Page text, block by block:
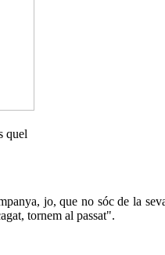
quel
jo, que no sóc de la
tornem al passat".